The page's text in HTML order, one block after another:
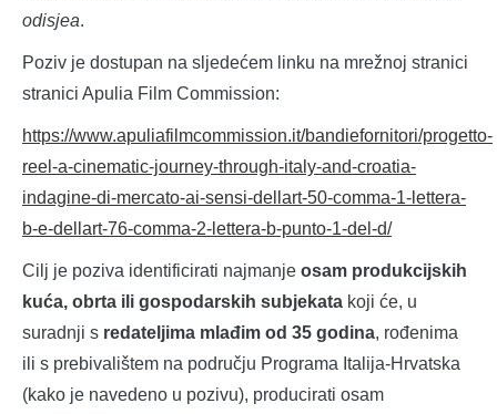
odisjea.
Poziv je dostupan na sljedećem linku na mrežnoj stranici
stranici Apulia Film Commission:
https://www.apuliafilmcommission.it/bandiefornitori/progetto-
reel-a-cinematic-journey-through-italy-and-croatia-
indagine-di-mercato-ai-sensi-dellart-50-comma-1-lettera-
b-e-dellart-76-comma-2-lettera-b-punto-1-del-d/
Cilj je poziva identificirati najmanje osam produkcijskih
kuća, obrta ili gospodarskih subjekata koji će, u
suradnji s redateljima mlađim od 35 godina, rođenima
ili s prebivalištem na području Programa Italija-Hrvatska
(kako je navedeno u pozivu), producirati osam